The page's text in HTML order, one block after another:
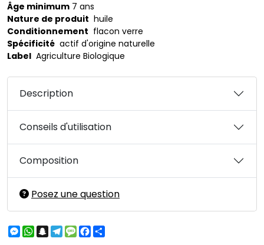
Âge minimum 7 ans
Nature de produit huile
Conditionnement flacon verre
Spécificité actif d'origine naturelle
Label Agriculture Biologique
Description
Conseils d'utilisation
Composition
Posez une question
Messenger
WhatsApp
Snapchat
Telegram
MessageFacebook